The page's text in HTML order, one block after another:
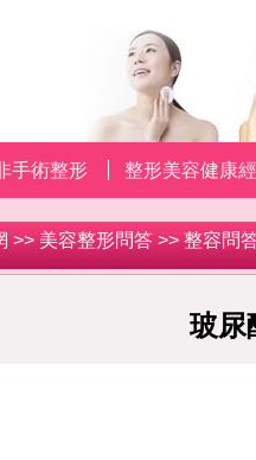
手術整形 整形美容健康
>> 美容整形問答 >> 整容問
玻尿